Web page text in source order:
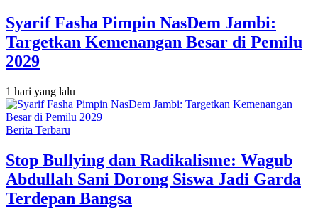
Syarif Fasha Pimpin NasDem Jambi:
Targetkan Kemenangan Besar di Pemilu
2029
1 hari yang lalu
Berita Terbaru
Stop Bullying dan Radikalisme: Wagub
Abdullah Sani Dorong Siswa Jadi Garda
Terdepan Bangsa